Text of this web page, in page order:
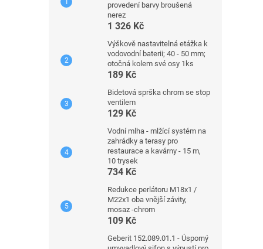
provedení barvy broušená
nerez
1 326 Kč
Výškově nastavitelná etážka k
vodovodní baterii; 40 - 50 mm;
otočná kolem své osy 1ks
189 Kč
Bidetová sprška chrom se stop
ventilem
129 Kč
Vodní mlha - mlžící systém na
zahrádky a terasy pro
restaurace a kavárny - 15 m,
10 trysek
734 Kč
Redukce perlátoru M18x1 /
M22x1 oba vnější závity,
mosaz -chrom
109 Kč
Geberit 152.089.01.1 - Úsporný